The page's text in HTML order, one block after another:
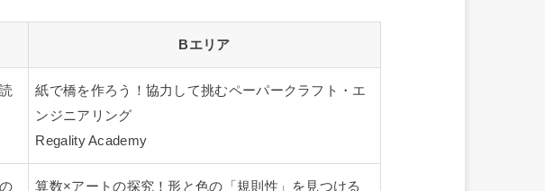
Bエリア
紙で橋を作ろう！協力して挑むペーパークラフト・エ
ンジニアリング
Regality Academy
算数×アートの探究！形と色の「規則性」を見つける